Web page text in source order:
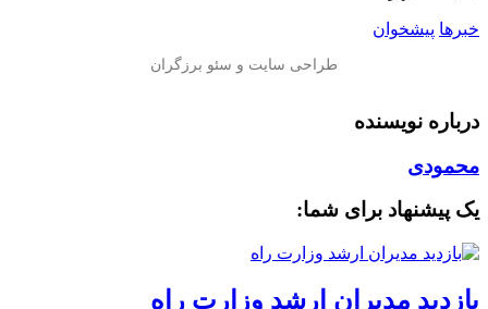
خبرها پیشخوان
درباره نویسنده
محمودی
یک پیشنهاد برای شما:
بازدید مدیران ارشد وزارت راه